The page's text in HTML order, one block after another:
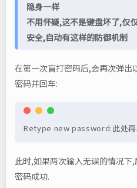
隐身一样
不用怀疑,这不是键盘坏了,仅
安全,自动有这样的防御机制
在第一次盲打密码后,会再次弹出
密码并回车:
Retype new password:此处再
此时,如果两次输入无误的情况
密码成功.